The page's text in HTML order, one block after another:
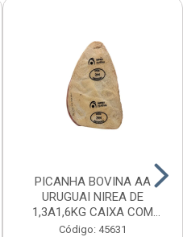
PICANHA BOVINA AA
URUGUAI NIREA DE
1,3A1,6KG CAIXA COM
±15KG
Código: 45631